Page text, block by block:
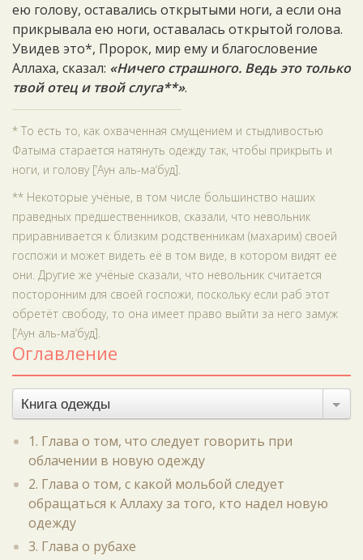
ею голову, оставались открытыми ноги, а если она
прикрывала ею ноги, оставалась открытой голова.
Увидев это*, Пророк, мир ему и благословение
Аллаха, сказал: «Ничего страшного. Ведь это только
твой отец и твой слуга**».
* То есть то, как охваченная смущением и стыдливостью
Фатыма старается натянуть одежду так, чтобы прикрыть и
ноги, и голову [‘Аун аль-ма‘буд].
** Некоторые учёные, в том числе большинство наших
праведных предшественников, сказали, что невольник
приравнивается к близким родственникам (махарим) своей
госпожи и может видеть её в том виде, в котором видят её
они. Другие же учёные сказали, что невольник считается
посторонним для своей госпожи, поскольку если раб этот
обретёт свободу, то она имеет право выйти за него замуж
[‘Аун аль-ма‘буд].
Оглавление
Книга одежды
1. Глава о том, что следует говорить при
облачении в новую одежду
2. Глава о том, с какой мольбой следует
обращаться к Аллаху за того, кто надел новую
одежду
3. Глава о рубахе